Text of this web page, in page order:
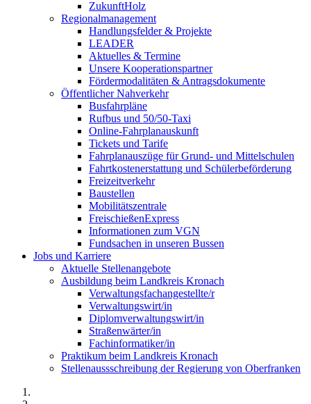
ZukunftHolz
Regionalmanagement
Handlungsfelder & Projekte
LEADER
Aktuelles & Termine
Unsere Kooperationspartner
Fördermodalitäten & Antragsdokumente
Öffentlicher Nahverkehr
Busfahrpläne
Rufbus und 50/50-Taxi
Online-Fahrplanauskunft
Tickets und Tarife
Fahrplanauszüge für Grund- und Mittelschulen
Fahrtkostenerstattung und Schülerbeförderung
Freizeitverkehr
Baustellen
Mobilitätszentrale
FreischießenExpress
Informationen zum VGN
Fundsachen in unseren Bussen
Jobs und Karriere
Aktuelle Stellenangebote
Ausbildung beim Landkreis Kronach
Verwaltungsfachangestellte/r
Verwaltungswirt/in
Diplomverwaltungswirt/in
Straßenwärter/in
Fachinformatiker/in
Praktikum beim Landkreis Kronach
Stellenaussschreibung der Regierung von Oberfranken